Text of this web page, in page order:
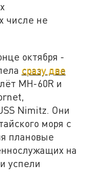
числе не
октября -
сразу две
MH-60R и
Nimitz. Они
моря с
плановые
на
успели